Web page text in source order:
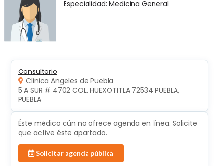
Especialidad: Medicina General
Consultorio
Clinica Angeles de Puebla
5 A SUR # 4702 COL. HUEXOTITLA 72534 PUEBLA,
PUEBLA
Éste médico aún no ofrece agenda en línea. Solicite
que active éste apartado.
Solicitar agenda pública